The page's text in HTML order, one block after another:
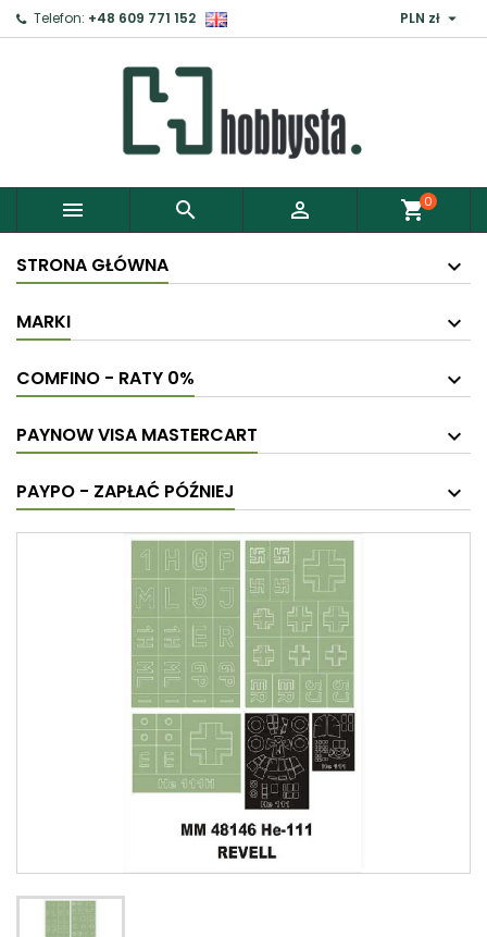
Telefon: +48 609 771 152 PLN zł 
   shopping_cart0
STRONA GŁÓWNA
MARKI
COMFINO - RATY 0%
PAYNOW VISA MASTERCART
PAYPO - ZAPŁAĆ PÓŹNIEJ